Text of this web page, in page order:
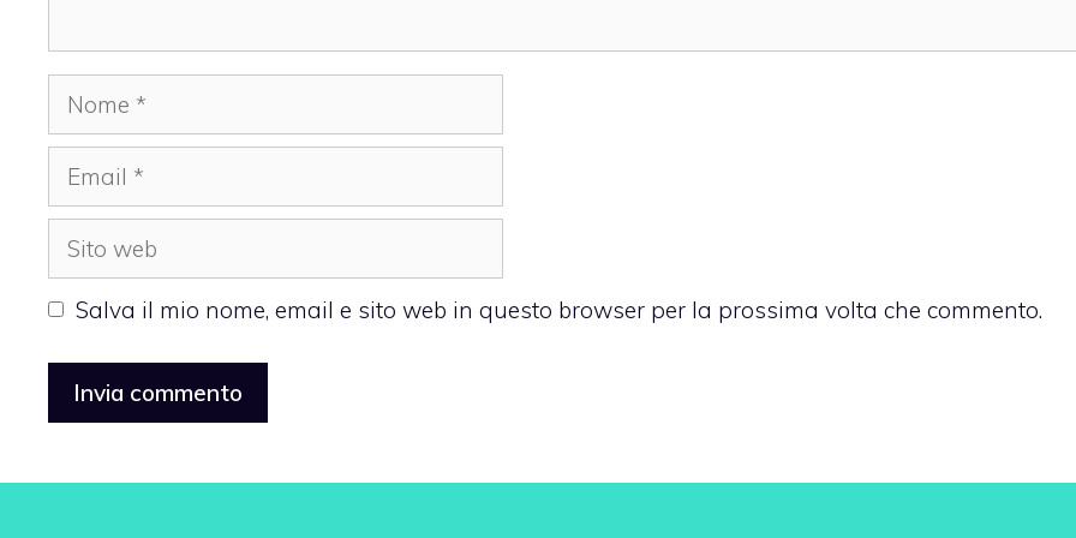
Nome
Email
Sito
web
Salva il mio nome, email e sito web in questo browser per la prossima volta che commento.